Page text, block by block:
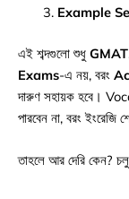
Example
এই শব্দগুলো শুধু GMAT
Exams-এ নয়, বরং
দারুণ সহায়ক হবে।
পারবেন না, বরং ইংরেজি
তাহলে আর দেরি কেন?